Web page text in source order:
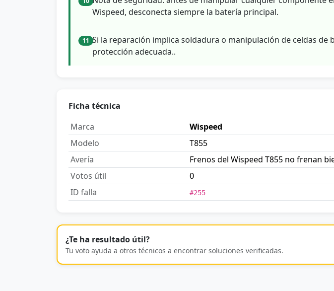
Wispeed, desconecta siempre la batería principal.
11 Si la reparación implica soldadura o manipulación de celdas de
protección adecuada..
Ficha técnica
Marca
Wispeed
Modelo
T855
Avería
Frenos del Wispeed T855 no frenan
Votos útil
0
ID falla
#255
¿Te ha resultado útil?
Tu voto ayuda a otros técnicos a encontrar soluciones verificadas.